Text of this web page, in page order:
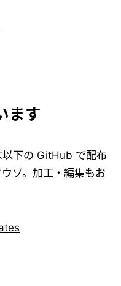
ます
下の GitHub で配布
ゾ。加工・編集もお